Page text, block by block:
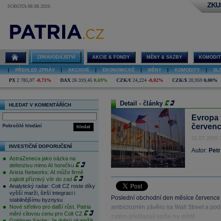
SOBOTA 08.08.2026
ZPRAVODAJSTVÍ AKCIE & FONDY MĚNY & SAZBY
PŘEHLED ZPRÁV AKCIOVÉ EKONOMICKÉ MĚNY KOMODITY
PX 2 785,07 -0,71% DAX 26 319,45 0,69% CZK/€ 24,224 -0,02% CZK/$ 20,959 0,00%
HLEDAT V KOMENTÁŘÍCH
hledat
Pokročilé hledání
INVESTIČNÍ DOPORUČENÍ
AstraZeneca jako sázka na
defenzivu mimo AI horečku
Arista Networks: AI může firmě
zajistit příznivý vítr do zad
Analytický radar: Colt CZ roste díky
vyšší marži, širší integraci i
stabilnějšímu byznysu
Nové střelivo pro další růst. Patria
mění cílovou cenu pro Colt CZ
Detail - články
31.07.2009
Autor:
Poslední obchodní den měsíce
ambiciozním závěru na Wall Street a
zatém přešlapují spíše na místě.